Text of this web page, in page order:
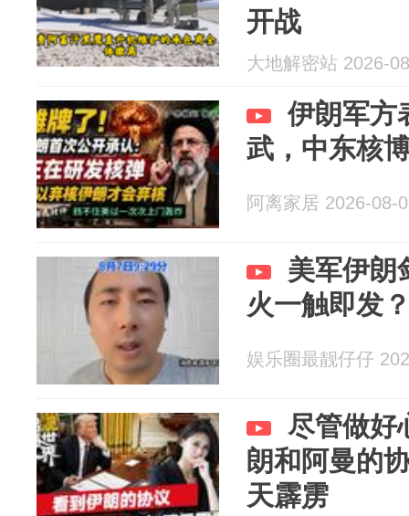
开战
大地解密站 2026-
伊朗军方
武，中东核
阿离家居 2026-08-
美军伊朗
火一触即发
娱乐圈最靓仔仔
尽管做好
朗和阿曼的
天霹雳